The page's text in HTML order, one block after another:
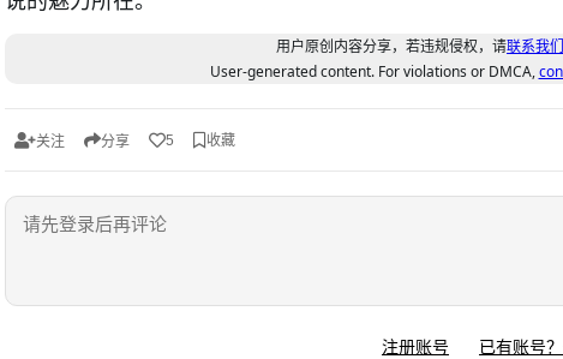
用户原创内容分享，若违规侵权，请联系我们
User-generated content. For violations or DMCA,
关注 分享 5 收藏
注册账号 已有账号